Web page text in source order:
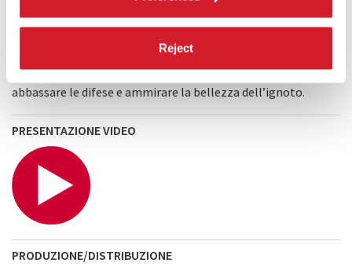
Reject
nella relativa quiete delle strade, normalmente molto
trafficate, tanto che allontanandomi dal ritmo incessante
del vivere mi sono accorto della meraviglia della vita. Passa
abbassare le difese e ammirare la bellezza dell’ignoto.
PRESENTAZIONE VIDEO
PRODUZIONE/DISTRIBUZIONE